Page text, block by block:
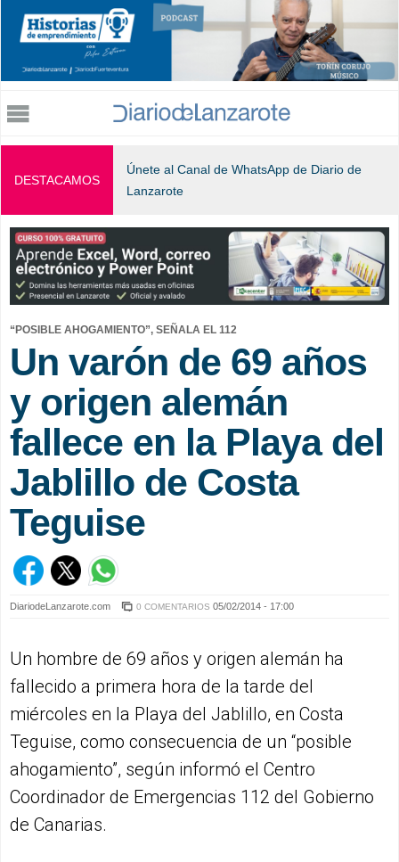
Jump to navigation
DESTACAMOS
Únete al Canal de WhatsApp de Diario de
Lanzarote
“POSIBLE AHOGAMIENTO”, SEÑALA EL 112
Un varón de 69 años
y origen alemán
fallece en la Playa del
Jablillo de Costa
Teguise
DiariodeLanzarote.com 0 COMENTARIOS 05/02/2014 - 17:00
Un hombre de 69 años y origen alemán ha
fallecido a primera hora de la tarde del
miércoles en la Playa del Jablillo, en Costa
Teguise, como consecuencia de un “posible
ahogamiento”, según informó el Centro
Coordinador de Emergencias 112 del Gobierno
de Canarias.